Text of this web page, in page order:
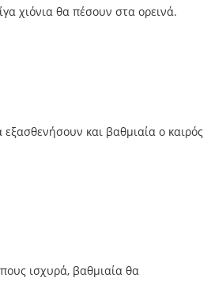
χιόνια θα πέσουν στα ορεινά.
και βαθμιαία ο καιρός
ισχυρά, βαθμιαία θα